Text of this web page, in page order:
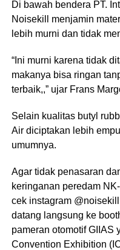
Di bawah bendera PT.
Noisekill menjamin
lebih murni dan tidak
“Ini murni karena tidak
makanya bisa ringan
terbaik,,” ujar Frans
Selain kualitas butyl
Air diciptakan lebih
umumnya.
Agar tidak penasaran
keringanan peredam
cek instagram
datang langsung ke
pameran otomotif GIIAS
Convention Exhibition